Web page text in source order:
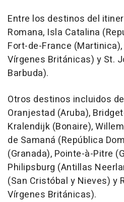
Entre los destinos del
Romana, Isla Catalina
Fort-de-France
Vírgenes Británicas) y St.
Barbuda).
Otros destinos incluidos
Oranjestad (Aruba),
Kralendijk (Bonaire),
de Samaná (República
(Granada), Pointe-à-Pitre
Philipsburg (Antillas
(San Cristóbal y Nieves) y
Vírgenes Británicas).